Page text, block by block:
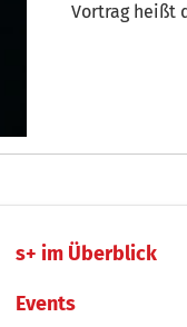
Vortrag heißt
seinen
s+ im Überblick
Events